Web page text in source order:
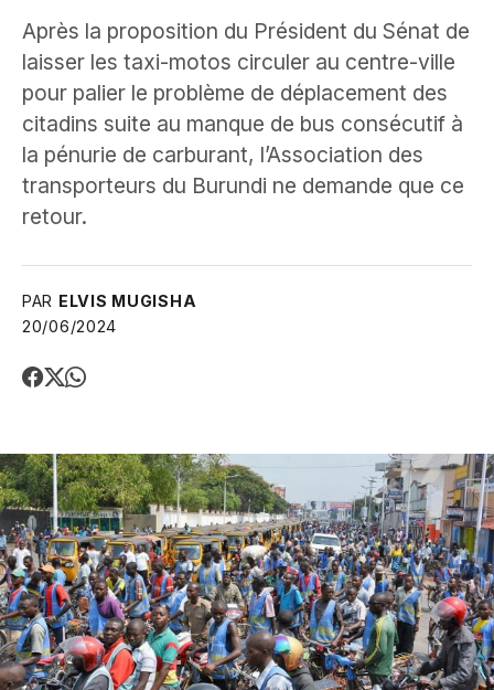
Après la proposition du Président du Sénat de
laisser les taxi-motos circuler au centre-ville
pour palier le problème de déplacement des
citadins suite au manque de bus consécutif à
la pénurie de carburant, l’Association des
transporteurs du Burundi ne demande que ce
retour.
PAR ELVIS MUGISHA
20/06/2024